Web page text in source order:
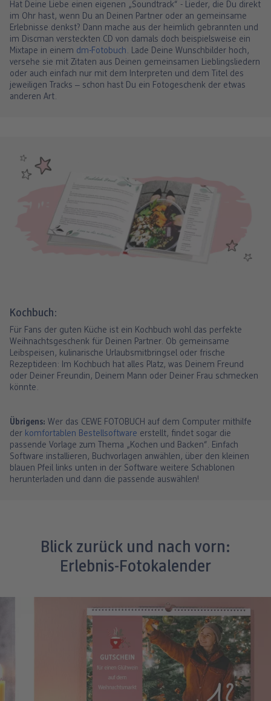
Hat Deine Liebe einen eigenen „Soundtrack“ - Lieder, die Du direkt
im Ohr hast, wenn Du an Deinen Partner oder an gemeinsame
Erlebnisse denkst? Dann mache aus der heimlich gebrannten und
im Discman versteckten CD von damals doch beispielsweise ein
Mixtape in einem dm-Fotobuch . Lade Deine Wunschbilder hoch,
versehe sie mit Zitaten aus Deinen gemeinsamen Lieblingsliedern
oder auch einfach nur mit dem Interpreten und dem Titel des
jeweiligen Tracks ‒ schon hast Du ein Fotogeschenk der etwas
anderen Art.
Kochbuch:
Für Fans der guten Küche ist ein Kochbuch wohl das perfekte
Weihnachtsgeschenk für Deinen Partner. Ob gemeinsame
Leibspeisen, kulinarische Urlaubsmitbringsel oder frische
Rezeptideen: Im Kochbuch hat alles Platz, was Deinem Freund
oder Deiner Freundin, Deinem Mann oder Deiner Frau schmecken
könnte.
Übrigens: Wer das CEWE FOTOBUCH auf dem Computer mithilfe
der komfortablen Bestellsoftware erstellt, findet sogar die
passende Vorlage zum Thema „Kochen und Backen“. Einfach
Software installieren, Buchvorlagen anwählen, über den kleinen
blauen Pfeil links unten in der Software weitere Schablonen
herunterladen und dann die passende auswählen!
Blick zurück und nach vorn:
Erlebnis-Fotokalender